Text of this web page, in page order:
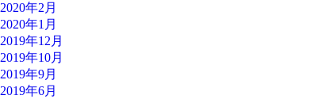
2020年2月
2020年1月
2019年12月
2019年10月
2019年9月
2019年6月